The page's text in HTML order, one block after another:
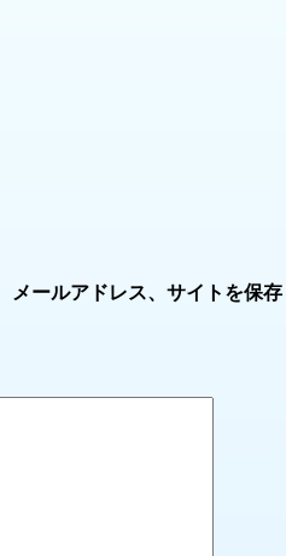
メールアドレス、サイトを保存